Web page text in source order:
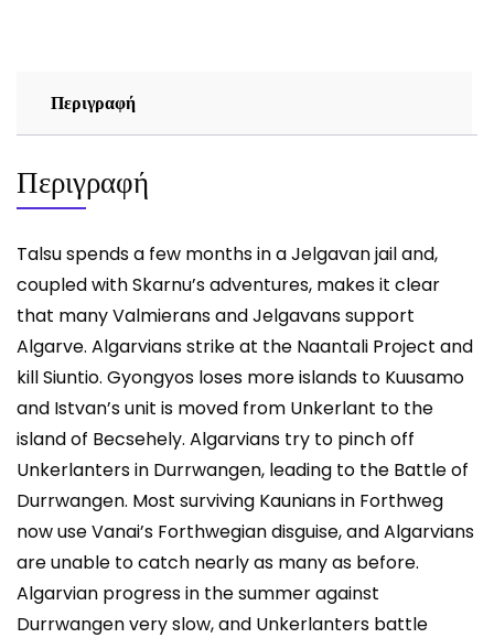
Περιγραφή
Περιγραφή
Talsu spends a few months in a Jelgavan jail and,
coupled with Skarnu’s adventures, makes it clear
that many Valmierans and Jelgavans support
Algarve. Algarvians strike at the Naantali Project and
kill Siuntio. Gyongyos loses more islands to Kuusamo
and Istvan’s unit is moved from Unkerlant to the
island of Becsehely. Algarvians try to pinch off
Unkerlanters in Durrwangen, leading to the Battle of
Durrwangen. Most surviving Kaunians in Forthweg
now use Vanai’s Forthwegian disguise, and Algarvians
are unable to catch nearly as many as before.
Algarvian progress in the summer against
Durrwangen very slow, and Unkerlanters battle